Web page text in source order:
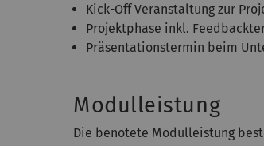
Kick-Off Veranstaltung zur
Projektphase inkl.
Präsentationstermin beim
Modulleistung
Die benotete Modulleistung